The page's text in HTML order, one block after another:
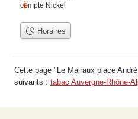
compte Nickel
Horaires
Cette page "Le Malraux place
suivants : tabac Auvergne-Rhône-